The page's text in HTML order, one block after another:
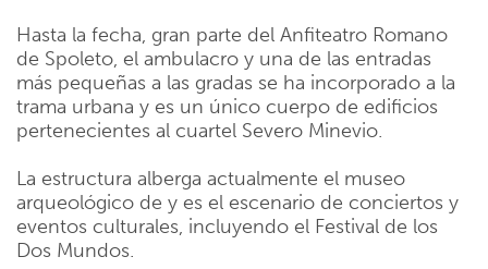
Hasta la fecha, gran parte del Anfiteatro Romano
de Spoleto, el ambulacro y una de las entradas
más pequeñas a las gradas se ha incorporado a la
trama urbana y es un único cuerpo de edificios
pertenecientes al cuartel Severo Minevio.
La estructura alberga actualmente el museo
arqueológico de y es el escenario de conciertos y
eventos culturales, incluyendo el Festival de los
Dos Mundos.